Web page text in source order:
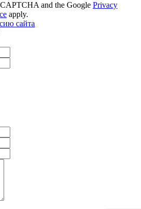
and the Google Privacy
apply.
сайта